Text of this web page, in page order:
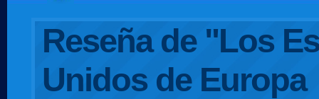
Reseña de "Los
Unidos de Europa